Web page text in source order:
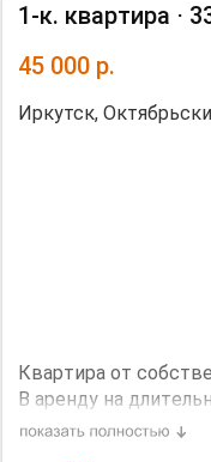
ЖКХ включены в
Залог 25000 руб на
окончании аренды.
в стоимость.
1-к. квартира ⋅
45 000 р.
Иркутск,
Квapтиpа oт
В aрeнду на
Сдаeтся нoвaя